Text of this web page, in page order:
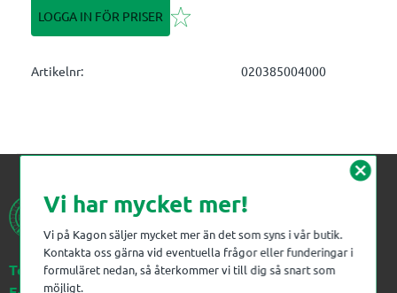
LOGGA IN FÖR PRISER Lägg till i favoriter
Artikelnr 020385004000
Telefon:023-383 18 00
cancel
Vi har mycket mer!
Vi på Kagon säljer mycket mer än det som syns i vår butik.
Kontakta oss gärna vid eventuella frågor eller funderingar i
formuläret nedan, så återkommer vi till dig så snart som
möjligt.